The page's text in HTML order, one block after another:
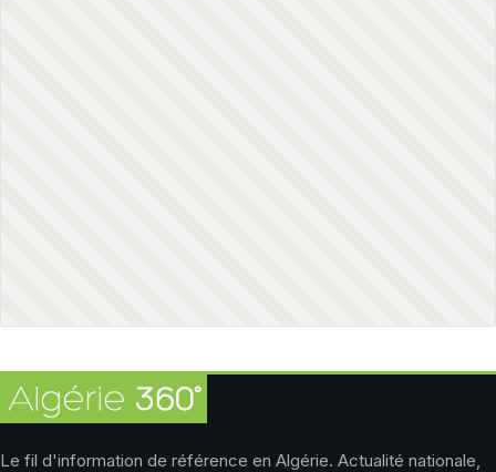
Le fil d'information de référence en Algérie. Actualité nationale,